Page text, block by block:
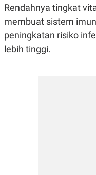
Rendahnya tingkat
membuat sistem
peningkatan risiko
lebih tinggi.